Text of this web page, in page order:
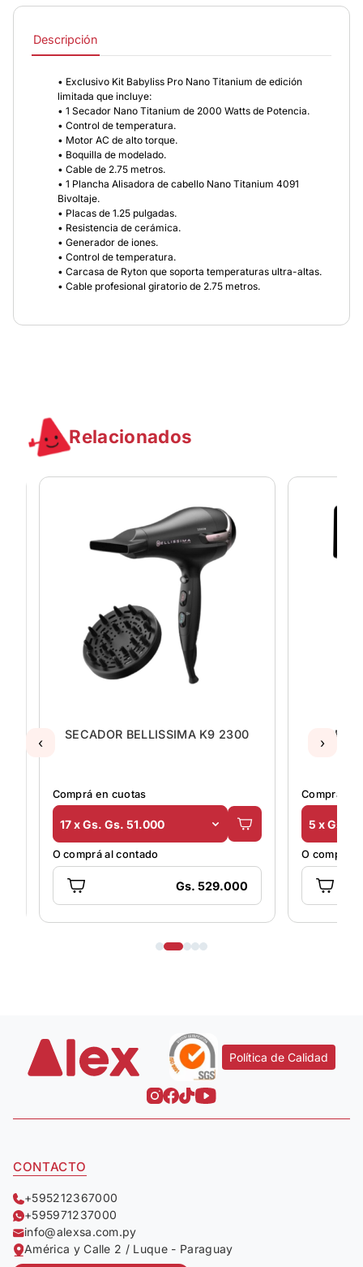
Descripción
• Exclusivo Kit Babyliss Pro Nano Titanium de edición
limitada que incluye:
• 1 Secador Nano Titanium de 2000 Watts de Potencia.
• Control de temperatura.
• Motor AC de alto torque.
• Boquilla de modelado.
• Cable de 2.75 metros.
• 1 Plancha Alisadora de cabello Nano Titanium 4091
Bivoltaje.
• Placas de 1.25 pulgadas.
• Resistencia de cerámica.
• Generador de iones.
• Control de temperatura.
• Carcasa de Ryton que soporta temperaturas ultra-altas.
• Cable profesional giratorio de 2.75 metros.
Relacionados
SECADOR BELLISSIMA K9 2300
Comprá en cuotas
17 x Gs. Gs. 51.000
O comprá al contado
Gs. 529.000
Comprá en
5 x Gs.
O comprá
‹ ›
Política de Calidad
CONTACTO
+595212367000
+595971237000
info@alexsa.com.py
América y Calle 2 / Luque - Paraguay